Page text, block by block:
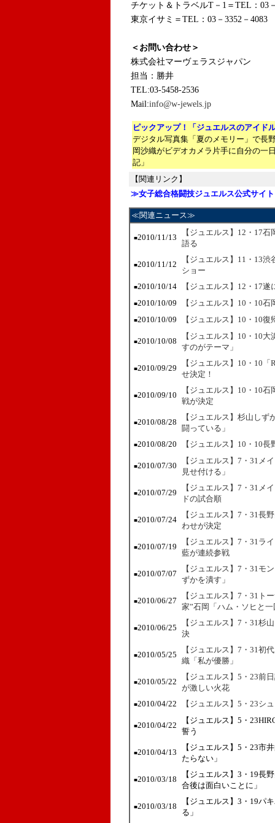
チケット＆トラベルT－1＝TEL：03
東京イサミ＝TEL：03－3352－4083
＜お問い合わせ＞
株式会社マーヴェラスジャパン
担当：勝井
TEL:03-5458-2536
Mail:info@w-jewels.jp
ピックアップ！「ジュエルスのアイド
デジタル写真集「夏のメモリー」で長
岡沙織がビデオカメラ片手に自分の一
記」
【関連リンク】
≫女子総合格闘技ジュエルス公式サイト
≪関連ニュース≫
■2010/11/13
【ジュエルス】12・17
語る
■2010/11/12
【ジュエルス】11・13
ショー
■2010/10/14 【ジュエルス】12・17
■2010/10/09 【ジュエルス】10・10
■2010/10/09 【ジュエルス】10・10
■2010/10/08
【ジュエルス】10・10
すのがテーマ」
■2010/09/29
【ジュエルス】10・10「
せ決定！
■2010/09/10
【ジュエルス】10・10
戦が決定
■2010/08/28
【ジュエルス】杉山し
闘っている」
■2010/08/20 【ジュエルス】10・10
■2010/07/30
【ジュエルス】7・31メ
見せ付ける」
■2010/07/29
【ジュエルス】7・31メ
ドの試合順
■2010/07/24
【ジュエルス】7・31長
わせが決定
■2010/07/19
【ジュエルス】7・31ラ
藍が連続参戦
■2010/07/07
【ジュエルス】7・31モ
ずかを潰す」
■2010/06/27
【ジュエルス】7・31ト
家”石岡「ハム・ソヒと
■2010/06/25
【ジュエルス】7・31杉
決
■2010/05/25
【ジュエルス】7・31初
織「私が優勝」
■2010/05/22
【ジュエルス】5・23前
が激しい火花
■2010/04/22 【ジュエルス】5・23シ
■2010/04/22
【ジュエルス】5・
誓う
■2010/04/13
【ジュエルス】5・23市
たらない」
■2010/03/18
【ジュエルス】3・19長
合後は面白いことに」
■2010/03/18
【ジュエルス】3・19パ
る」